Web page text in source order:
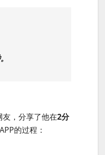
。
，分享了他在2分
的过程：